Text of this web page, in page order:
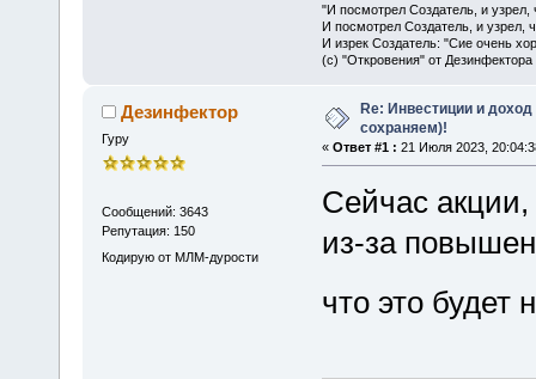
"И посмотрел Создатель, и
И посмотрел Создатель, и узрел,
И изрек Создатель: "Сие очень
(с) "Откровения" от Дезинфектора
Дезинфектор
Гуру
Сообщений: 3643
Репутация: 150
Кодирую от МЛМ-дурости
Re: Инвестиции и
сохраняем)!
« Ответ #1 : 21 Июля 2023,
Сейчас акции,
из-за
что это будет